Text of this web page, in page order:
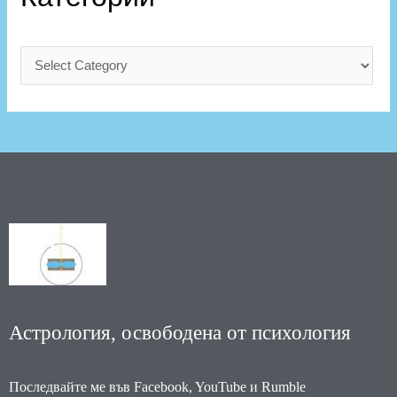
Астрология, освободена от психология
Последвайте ме във Facebook, YouTube и Rumble